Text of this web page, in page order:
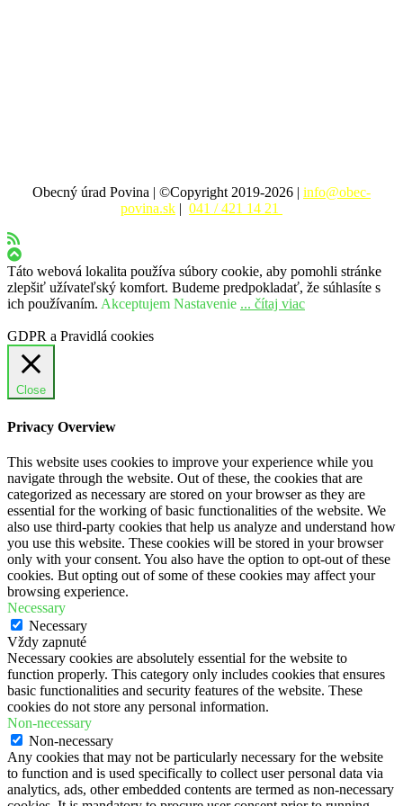
Obecný úrad Povina | ©Copyright 2019-2026 | info@obec-
povina.sk | 041 / 421 14 21
Táto webová lokalita používa súbory cookie, aby pomohli stránke
zlepšiť užívateľský komfort. Budeme predpokladať, že súhlasíte s
ich používaním. Akceptujem Nastavenie ... čítaj viac
GDPR a Pravidlá cookies
Close
Privacy Overview
This website uses cookies to improve your experience while you
navigate through the website. Out of these, the cookies that are
categorized as necessary are stored on your browser as they are
essential for the working of basic functionalities of the website. We
also use third-party cookies that help us analyze and understand how
you use this website. These cookies will be stored in your browser
only with your consent. You also have the option to opt-out of these
cookies. But opting out of some of these cookies may affect your
browsing experience.
Necessary
Necessary
Vždy zapnuté
Necessary cookies are absolutely essential for the website to
function properly. This category only includes cookies that ensures
basic functionalities and security features of the website. These
cookies do not store any personal information.
Non-necessary
Non-necessary
Any cookies that may not be particularly necessary for the website
to function and is used specifically to collect user personal data via
analytics, ads, other embedded contents are termed as non-necessary